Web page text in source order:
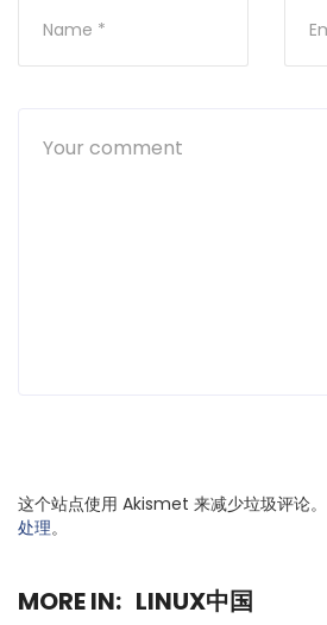
这个站点使用 Akismet 来减少垃圾评论。
处理。
MORE IN: LINUX中国